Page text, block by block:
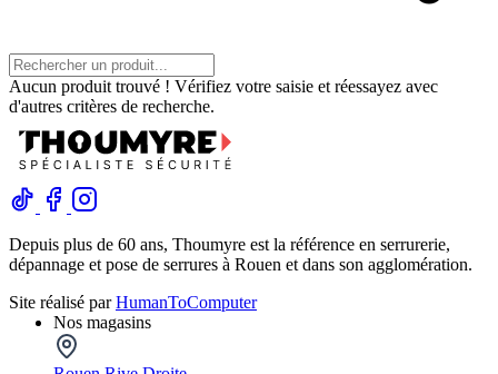
Aucun produit trouvé ! Vérifiez votre saisie et réessayez avec
d'autres critères de recherche.
Depuis plus de 60 ans, Thoumyre est la référence en serrurerie,
dépannage et pose de serrures à Rouen et dans son agglomération.
Site réalisé parHumanToComputer
Nos magasins